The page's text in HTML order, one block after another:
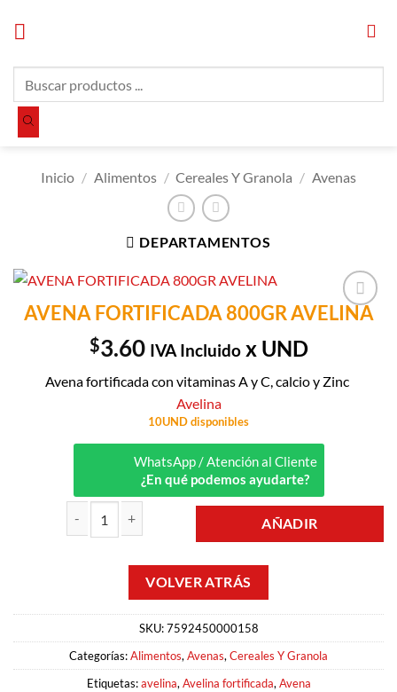
productos
Inicio / Alimentos / Cereales Y Granola / Avenas
DEPARTAMENTOS
Añadir a
AVENA FORTIFICADA 800GR AVELINA
$3.60 IVA Incluidox UND
Avena fortificada con vitaminas A y C, calcio y Zinc
Avelina
10UND disponibles
WhatsApp / Atención al Cliente
¿En qué podemos ayudarte?
AVENA FORTIFICADA 800GR AVELINA cantidad
AÑADIR
SKU:7592450000158
Categorías:Alimentos, Avenas, Cereales Y Granola
Etiquetas:avelina, Avelina fortificada, Avena